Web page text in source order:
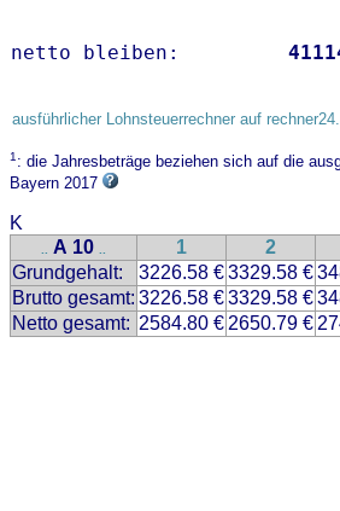
netto bleiben:
ausführlicher Lohnsteuerrechner auf
1: die Jahresbeträge beziehen sich auf die
Bayern 2017
K
.. A 10 .. 1 2
Grundgehalt:
3226.58 €3329.58 €
Brutto gesamt: 3226.58 €3329.58 €
Netto gesamt: 2584.80 € 2650.79 €